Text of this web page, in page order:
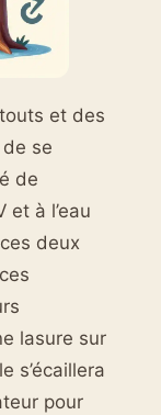
et des
se
de
à l’eau
deux
lasure sur
s’écaillera
pour